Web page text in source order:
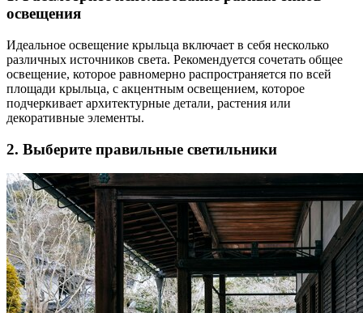
освещения
Идеальное освещение крыльца включает в себя несколько
различных источников света. Рекомендуется сочетать общее
освещение, которое равномерно распространяется по всей
площади крыльца, с акцентным освещением, которое
подчеркивает архитектурные детали, растения или
декоративные элементы.
2. Выберите правильные светильники